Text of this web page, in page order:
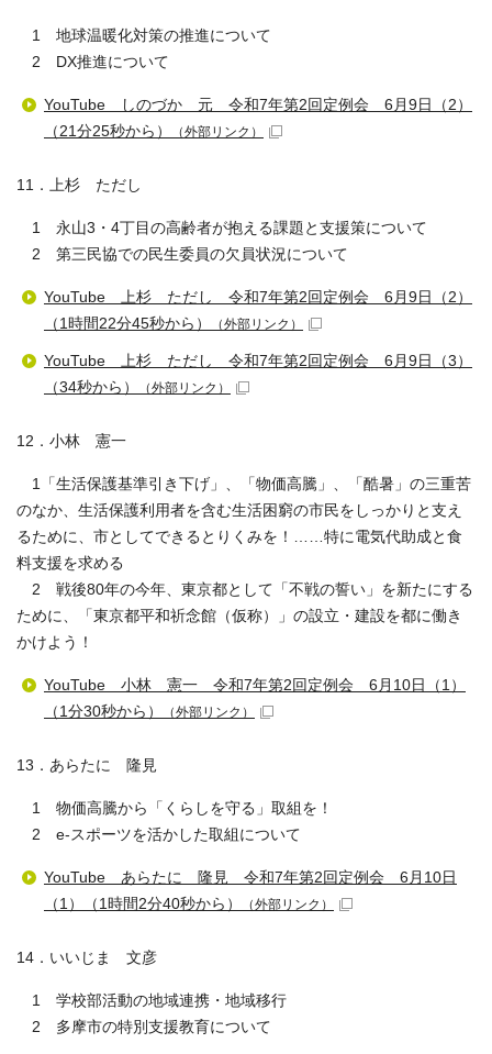
1 地球温暖化対策の推進について
2 DX推進について
YouTube しのづか 元 令和7年第2回定例会 6月9日（2）
（21分25秒から）
（外部リンク）
11．上杉 ただし
1 永山3・4丁目の高齢者が抱える課題と支援策について
2 第三民協での民生委員の欠員状況について
YouTube 上杉 ただし 令和7年第2回定例会 6月9日（2）
（1時間22分45秒から）
（外部リンク）
YouTube 上杉 ただし 令和7年第2回定例会 6月9日（3）
（34秒から）
（外部リンク）
12．小林 憲一
1「生活保護基準引き下げ」、「物価高騰」、「酷暑」の三重苦
のなか、生活保護利用者を含む生活困窮の市民をしっかりと支え
るために、市としてできるとりくみを！……特に電気代助成と食
料支援を求める
2 戦後80年の今年、東京都として「不戦の誓い」を新たにする
ために、「東京都平和祈念館（仮称）」の設立・建設を都に働き
かけよう！
YouTube 小林 憲一 令和7年第2回定例会 6月10日（1）
（1分30秒から）
（外部リンク）
13．あらたに 隆見
1 物価高騰から「くらしを守る」取組を！
2 e-スポーツを活かした取組について
YouTube あらたに 隆見 令和7年第2回定例会 6月10日
（1）（1時間2分40秒から）
（外部リンク）
14．いいじま 文彦
1 学校部活動の地域連携・地域移行
2 多摩市の特別支援教育について